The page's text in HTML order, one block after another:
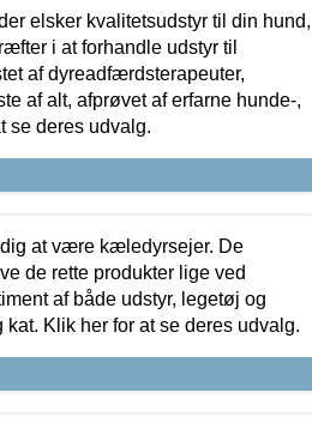
elsker kvalitetsudstyr til din hund,
i at forhandle udstyr til
af dyreadfærdsterapeuter,
af alt, afprøvet af erfarne hunde-,
se deres udvalg.
at være kæledyrsejer. De
de rette produkter lige ved
af både udstyr, legetøj og
Klik her for at se deres udvalg.